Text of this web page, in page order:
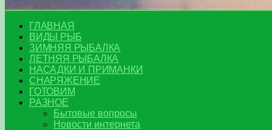
ГЛАВНАЯ
ВИДЫ РЫБ
ЗИМНЯЯ РЫБАЛКА
ЛЕТНЯЯ РЫБАЛКА
НАСАДКИ И ПРИМАНКИ
СНАРЯЖЕНИЕ
ГОТОВИМ
РАЗНОЕ
Бытовые вопросы
Новости интернета